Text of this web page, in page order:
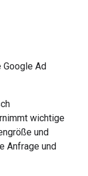
Google Ad
wichtige
und
Anfrage und